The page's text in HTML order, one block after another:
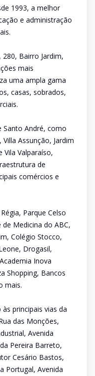
1993, a melhor
e administração
Bairro Jardim,
mais
uma ampla gama
casas, sobrados,
Santo André, como
Assunção, Jardim
Vila Valparaíso,
de
comércios e
Parque Celso
de Medicina do ABC,
Colégio Stocco,
Drogasil,
Inova
Shopping, Bancos
mais.
principais vias da
das Monções,
Avenida
Pereira Barreto,
Cesário Bastos,
Portugal, Avenida